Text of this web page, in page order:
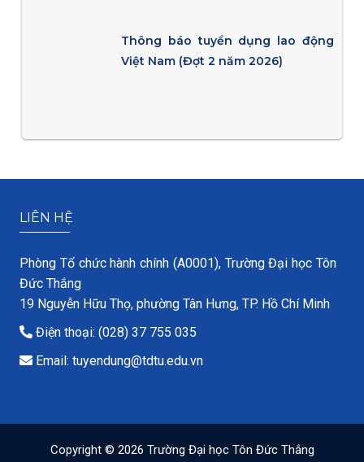
Thông báo tuyển dụng lao động
Việt Nam (Đợt 2 năm 2026)
LIÊN HỆ
Phòng Tổ chức hành chính (A0001), Trường Đại học Tôn
Đức Thắng
19 Nguyễn Hữu Thọ, phường Tân Hưng, TP. Hồ Chí Minh
Điện thoại: (028) 37 755 035
Email: tuyendung@tdtu.edu.vn
Copyright © 2026 Trường Đại học Tôn Đức Thắng